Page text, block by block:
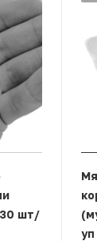
шт/
уп